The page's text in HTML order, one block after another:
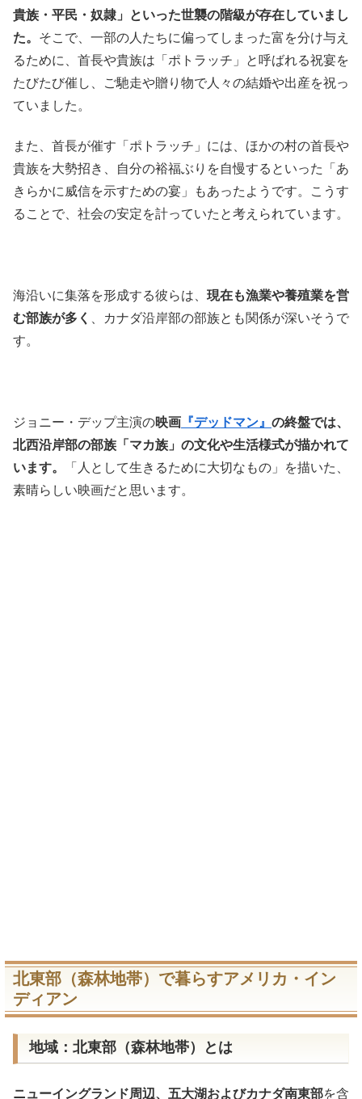
貴族・平民・奴隷」といった世襲の階級が存在していまし
た。 そこで、一部の人たちに偏ってしまった富を分け与え
るために、首長や貴族は「ポトラッチ」と呼ばれる祝宴を
たびたび催し、ご馳走や贈り物で人々の結婚や出産を祝っ
ていました。
また、首長が催す「ポトラッチ」には、ほかの村の首長や
貴族を大勢招き、自分の裕福ぶりを自慢するといった「あ
きらかに威信を示すための宴」もあったようです。こうす
ることで、社会の安定を計っていたと考えられています。
海沿いに集落を形成する彼らは、 現在も漁業や養殖業を営
む部族が多く
、カナダ沿岸部の部族とも関係が深いそうで
す。
ジョニー・デップ主演の映画 『デッドマン』 の終盤では、
北西沿岸部の部族「マカ族」の文化や生活様式が描かれて
います。
「人として生きるために大切なもの」を描いた、
素晴らしい映画だと思います。
北東部（森林地帯）で暮らすアメリカ・イン
ディアン
地域：北東部（森林地帯）とは
ニューイングランド周辺、五大湖およびカナダ南東部を含